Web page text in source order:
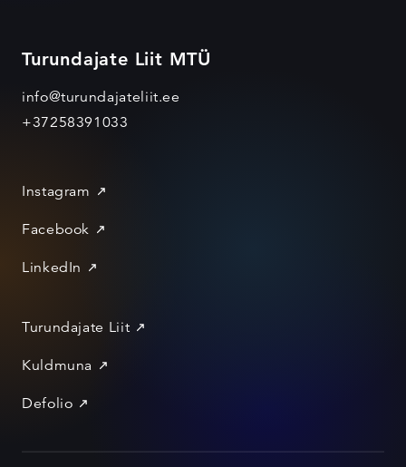
Turundajate Liit MTÜ
info@turundajateliit.ee
+37258391033
Instagram
Facebook
LinkedIn
Turundajate Liit
Kuldmuna
Defolio